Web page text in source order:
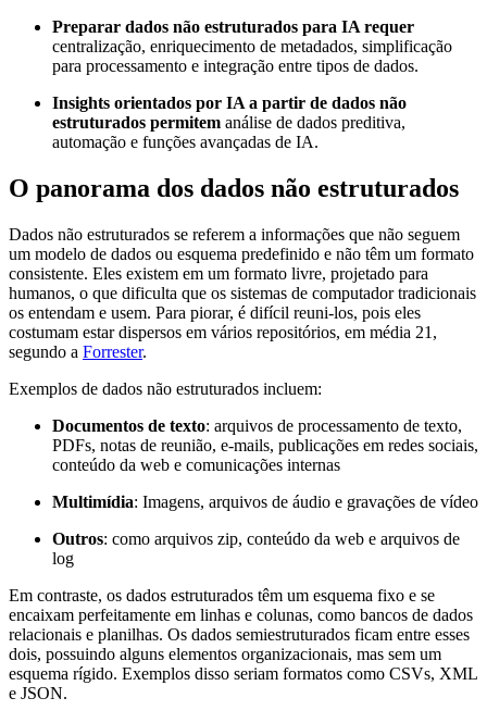
Preparar dados não estruturados para IA requer
centralização, enriquecimento de metadados, simplificação
para processamento e integração entre tipos de dados.
Insights orientados por IA a partir de dados não
estruturados permitem análise de dados preditiva,
automação e funções avançadas de IA.
O panorama dos dados não estruturados
Dados não estruturados se referem a informações que não seguem
um modelo de dados ou esquema predefinido e não têm um formato
consistente. Eles existem em um formato livre, projetado para
humanos, o que dificulta que os sistemas de computador tradicionais
os entendam e usem. Para piorar, é difícil reuni-los, pois eles
costumam estar dispersos em vários repositórios, em média 21,
segundo a Forrester.
Exemplos de dados não estruturados incluem:
Documentos de texto: arquivos de processamento de texto,
PDFs, notas de reunião, e-mails, publicações em redes sociais,
conteúdo da web e comunicações internas
Multimídia: Imagens, arquivos de áudio e gravações de vídeo
Outros: como arquivos zip, conteúdo da web e arquivos de
log
Em contraste, os dados estruturados têm um esquema fixo e se
encaixam perfeitamente em linhas e colunas, como bancos de dados
relacionais e planilhas. Os dados semiestruturados ficam entre esses
dois, possuindo alguns elementos organizacionais, mas sem um
esquema rígido. Exemplos disso seriam formatos como CSVs, XML
e JSON.